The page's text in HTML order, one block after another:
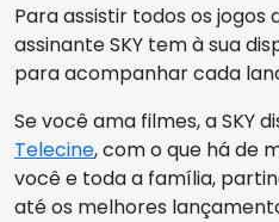
Para assistir todos os
assinante SKY tem à sua
para acompanhar cada
Se você ama filmes, a SKY
Telecine, com o que há de
você e toda a família,
até os melhores